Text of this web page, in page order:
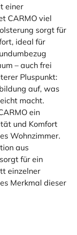
einer
CARMO viel
sorgt für
ideal für
– auch frei
Pluspunkt:
auf, was
macht.
ein
und Komfort
Wohnzimmer.
aus
für ein
einzelner
Merkmal dieser